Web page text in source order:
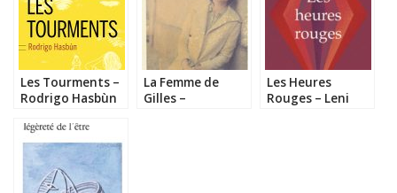
Les Tourments –
Rodrigo Hasbùn
La Femme de
Gilles –
Les Heures
Rouges – Leni